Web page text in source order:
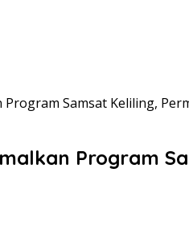
Samsat Keliling,
Program